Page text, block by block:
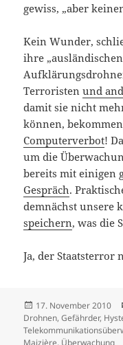
gewiss, „aber
Kein Wunder,
ihre
Terroristenund
damit sie nicht
können,
Computerverbot!
um die
bereits mit einigen
Gespräch.
demnächst unsere
speichern, was die
Ja, der Staatsterror
Veröffentlicht
am
17. November 2010
Drohnen,Gefährder,
Maizière, Überwachung